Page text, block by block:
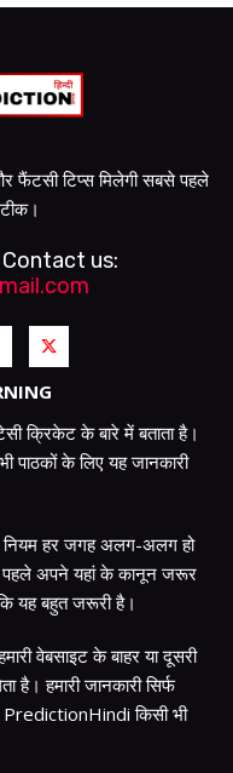
फैंटसी टिप्स मिलेगी सबसे पहले
us:
क्रिकेट के बारे में बताता है।
पाठकों के लिए यह जानकारी
हर जगह अलग-अलग हो
अपने यहां के कानून जरूर
यह बहुत जरूरी है।
वेबसाइट के बाहर या दूसरी
है। हमारी जानकारी सिर्फ
किसी भी